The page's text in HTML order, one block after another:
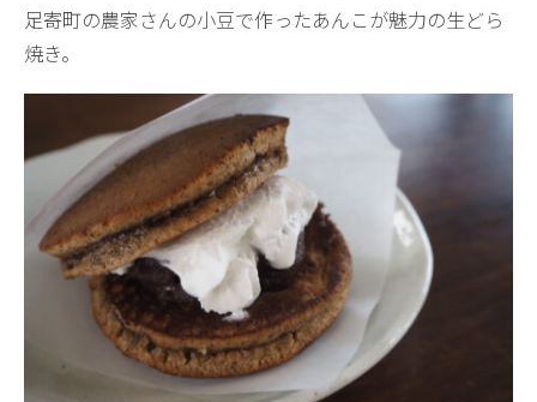
足寄町の農家さんの小豆で作ったあんこが魅力の生どら
焼き。